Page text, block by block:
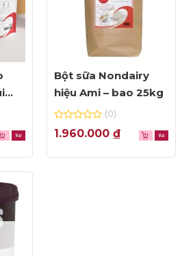
Bột sữa Nondairy
hiệu Ami – bao 25kg
0
out
(0)
1.960.000 ₫